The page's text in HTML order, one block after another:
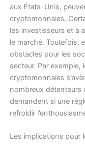
aux États-Unis,
cryptomonnaies.
les investisseurs et à
le marché. Toutefois,
obstacles pour les
secteur. Par
cryptomonnaies
nombreux détenteurs
demandent si une
refroidir
Les implications pour